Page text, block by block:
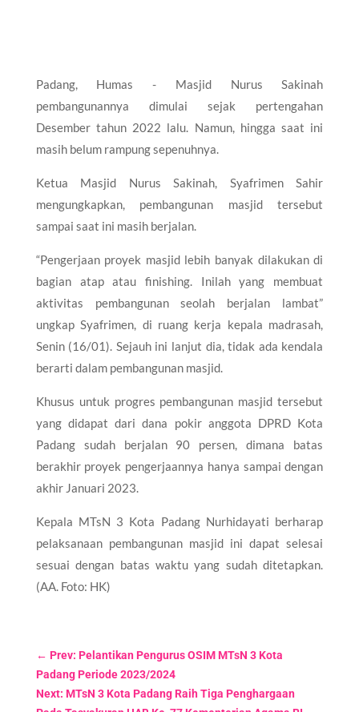
Padang, Humas - Masjid Nurus Sakinah
pembangunannya dimulai sejak pertengahan
Desember tahun 2022 lalu. Namun, hingga saat ini
masih belum rampung sepenuhnya.
Ketua Masjid Nurus Sakinah, Syafrimen Sahir
mengungkapkan, pembangunan masjid tersebut
sampai saat ini masih berjalan.
“Pengerjaan proyek masjid lebih banyak dilakukan di
bagian atap atau finishing. Inilah yang membuat
aktivitas pembangunan seolah berjalan lambat”
ungkap Syafrimen, di ruang kerja kepala madrasah,
Senin (16/01). Sejauh ini lanjut dia, tidak ada kendala
berarti dalam pembangunan masjid.
Khusus untuk progres pembangunan masjid tersebut
yang didapat dari dana pokir anggota DPRD Kota
Padang sudah berjalan 90 persen, dimana batas
berakhir proyek pengerjaannya hanya sampai dengan
akhir Januari 2023.
Kepala MTsN 3 Kota Padang Nurhidayati berharap
pelaksanaan pembangunan masjid ini dapat selesai
sesuai dengan batas waktu yang sudah ditetapkan.
(AA. Foto: HK)
← Prev: Pelantikan Pengurus OSIM MTsN 3 Kota
Padang Periode 2023/2024
Next: MTsN 3 Kota Padang Raih Tiga Penghargaan